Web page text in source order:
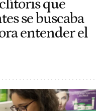
que
se buscaba
entender el